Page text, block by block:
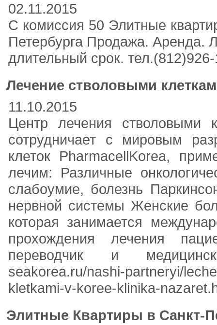
02.11.2015
С комиссия 50 Элитные
Петербурга Продажа. Аренда.
длительный срок.
Лечение стволовыми
11.10.2015
Центр лечения стволовыми
сотрудничает с мировым
клеток PharmacellKorea,
лечим: Различные
слабоумие, болезнь
нервной системы Женские
которая занимается
прохождения лечения
переводчик и
seakorea.ru/nashi-partneryi/
kletkami-v-koree-klinika-
Элитные Квартиры в Санкт-